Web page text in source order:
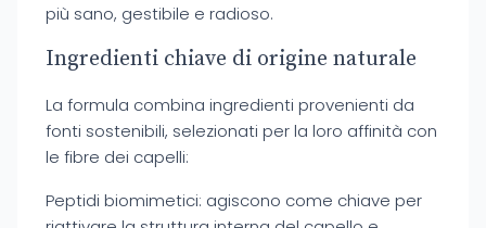
più sano, gestibile e radioso.
Ingredienti chiave di origine naturale
La formula combina ingredienti provenienti da
fonti sostenibili, selezionati per la loro affinità con
le fibre dei capelli:
Peptidi biomimetici: agiscono come chiave per